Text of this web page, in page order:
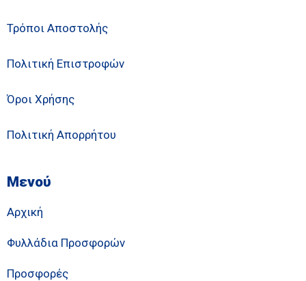
Τρόποι Αποστολής
Πολιτική Επιστροφών
Όροι Χρήσης
Πολιτική Απορρήτου
Μενού
Αρχική
Φυλλάδια Προσφορών
Προσφορές